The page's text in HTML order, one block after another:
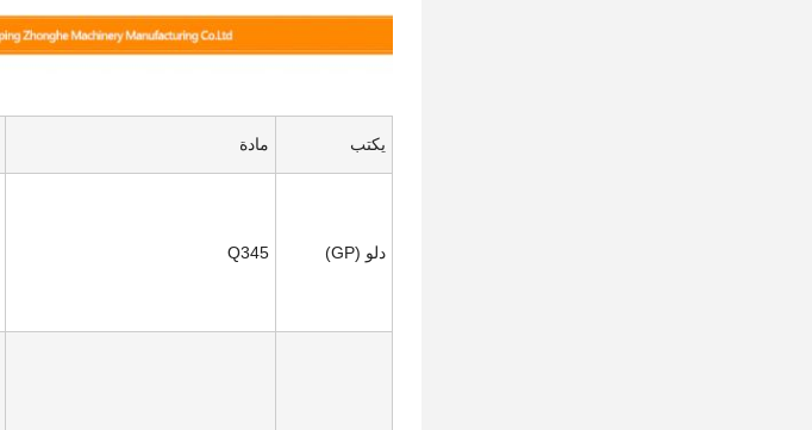
يكتب مادة
دلو (GP) Q345